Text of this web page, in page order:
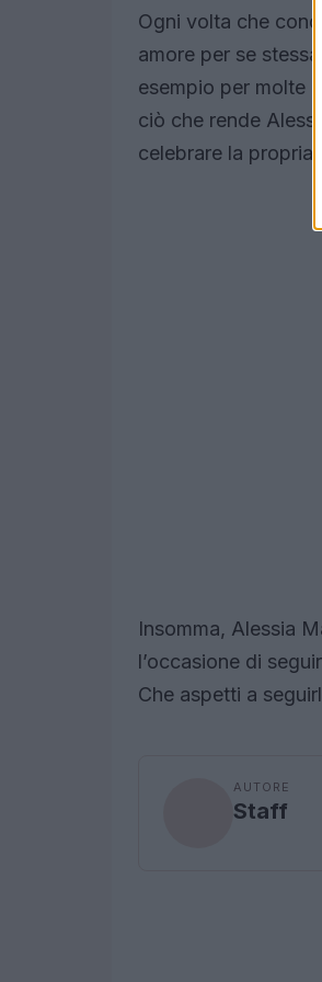
Ogni volta che
amore per se
esempio per molte
ciò che rende
celebrare la propria
Insomma, Alessia
l’occasione di
Che aspetti a
AUTORE
Staff